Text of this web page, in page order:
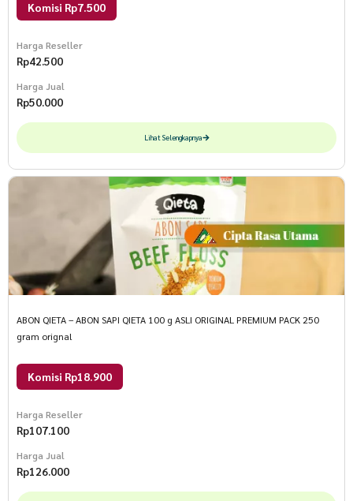
Komisi Rp7.500
Harga Reseller
Rp42.500
Harga Jual
Rp50.000
Lihat Selengkapnya
ABON QIETA – ABON SAPI QIETA 100 g ASLI ORIGINAL PREMIUM PACK 250
gram orignal
Komisi Rp18.900
Harga Reseller
Rp107.100
Harga Jual
Rp126.000